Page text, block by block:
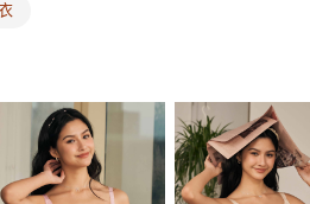
載 AFTEE App 成為 AFTEE 會員者方能享
，再加上使用AFTEE可延長的天數所計算
收到商品前的繳費天數，但無法保證一定能
品或預計到貨時間較長者)。因此無論收到
規定的時間內完成繳費。
以上)免运费
含以上)免运费